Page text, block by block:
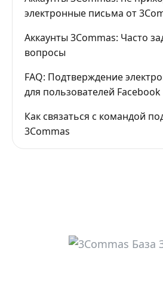
электронные письма от
Аккаунты 3Commas: Часто
вопросы
FAQ: Подтверждение
для пользователей Facebook
Как связаться с командой
3Commas